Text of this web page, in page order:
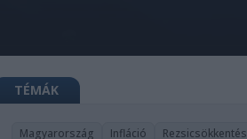
TÉMÁK
Magyarország Infláció
Rezsicsökkentés